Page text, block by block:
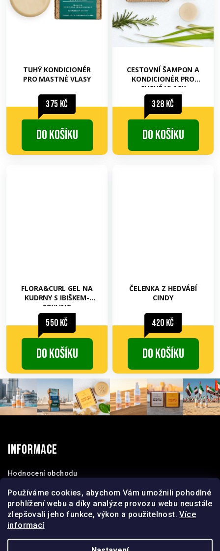
Používáme cookies, abychom Vám umožnili pohodlné
prohlížení webu a díky analýze provozu webu neustále
zlepšovali jeho funkce, výkon a použitelnost.Více
informací
TUHÝ KONDICIONÉR
PRO MASTNÉ VLASY
375 Kč
Do košíku
CESTOVNÍ ŠAMPON A
KONDICIONÉR PRO
SUCHÉ VLASY
328 Kč
Do košíku
FLORA&CURL GEL NA
KUDRNY S IBIŠKEM-
STYLING
550 Kč
Do košíku
ČELENKA Z HEDVÁBÍ
CINDY
420 Kč
Do košíku
t
Informace
Hodnocení obchodu
Kontakty
O nás